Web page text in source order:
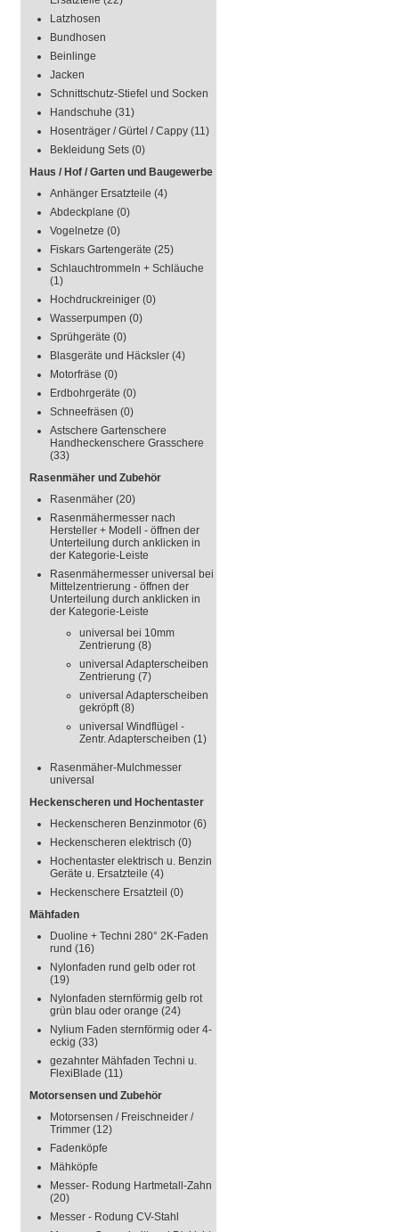
Latzhosen
Bundhosen
Beinlinge
Jacken
Schnittschutz-Stiefel und Socken
Handschuhe (31)
Hosenträger / Gürtel / Cappy (11)
Bekleidung Sets (0)
Haus / Hof / Garten und Baugewerbe
Anhänger Ersatzteile (4)
Abdeckplane (0)
Vogelnetze (0)
Fiskars Gartengeräte (25)
Schlauchtrommeln + Schläuche
(1)
Hochdruckreiniger (0)
Wasserpumpen (0)
Sprühgeräte (0)
Blasgeräte und Häcksler (4)
Motorfräse (0)
Erdbohrgeräte (0)
Schneefräsen (0)
Astschere Gartenschere
Handheckenschere Grasschere
(33)
Rasenmäher und Zubehör
Rasenmäher (20)
Rasenmähermesser nach
Hersteller + Modell - öffnen der
Unterteilung durch anklicken in
der Kategorie-Leiste
Rasenmähermesser universal bei
Mittelzentrierung - öffnen der
Unterteilung durch anklicken in
der Kategorie-Leiste
universal bei 10mm
Zentrierung (8)
universal Adapterscheiben
Zentrierung (7)
universal Adapterscheiben
gekröpft(8)
universal Windflügel -
Zentr. Adapterscheiben (1)
Rasenmäher-Mulchmesser
universal
Heckenscheren und Hochentaster
Heckenscheren Benzinmotor (6)
Heckenscheren elektrisch (0)
Hochentaster elektrisch u. Benzin
Geräte u. Ersatzteile (4)
Heckenschere Ersatzteil (0)
Mähfaden
Duoline + Techni 280° 2K-Faden
rund (16)
Nylonfaden rund gelb oder rot
(19)
Nylonfaden sternförmig gelb rot
grün blau oder orange (24)
Nylium Faden sternförmig oder 4-
eckig (33)
gezahnter Mähfaden Techni u.
FlexiBlade (11)
Motorsensen und Zubehör
Motorsensen / Freischneider /
Trimmer (12)
Fadenköpfe
Mähköpfe
Messer- Rodung Hartmetall-Zahn
(20)
Messer - Rodung CV-Stahl